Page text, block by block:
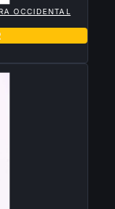
OCCIDENTAL